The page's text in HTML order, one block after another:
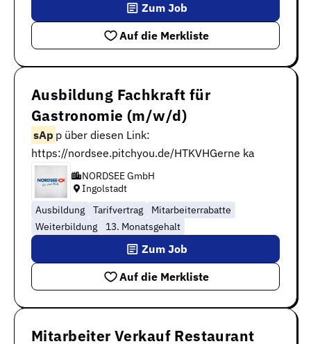
Auf die Merkliste
Zum Job
Ausbildung Fachkraft für
Gastronomie (m/w/d)
sAp p über diesen Link:
https://nordsee.pitchyou.de/HTKVHGerne ka
NORDSEE GmbH
Ingolstadt
Ausbildung
Tarifvertrag
Mitarbeiterrabatte
Weiterbildung
13. Monatsgehalt
Auf die Merkliste
Zum Job
Mitarbeiter Verkauf Restaurant